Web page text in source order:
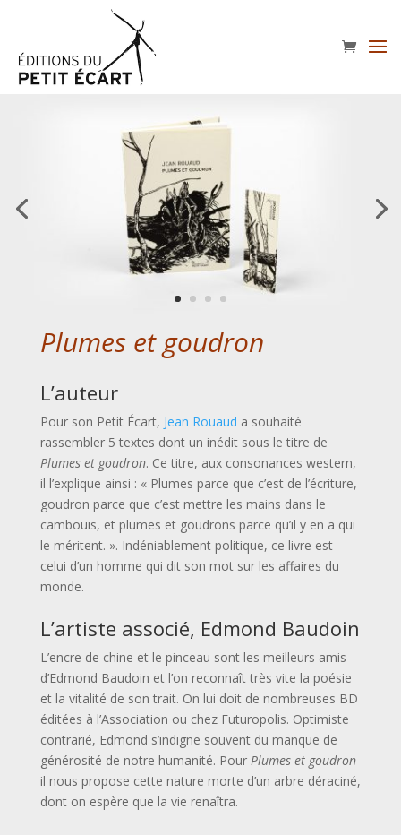
Plumes et goudron
L’auteur
Pour son Petit Écart, Jean Rouaud a souhaité
rassembler 5 textes dont un inédit sous le titre de
Plumes et goudron. Ce titre, aux consonances western,
il l’explique ainsi : « Plumes parce que c’est de l’écriture,
goudron parce que c’est mettre les mains dans le
cambouis, et plumes et goudrons parce qu’il y en a qui
le méritent. ». Indéniablement politique, ce livre est
celui d’un homme qui dit son mot sur les affaires du
monde.
L’artiste associé, Edmond Baudoin
L’encre de chine et le pinceau sont les meilleurs amis
d’Edmond Baudoin et l’on reconnaît très vite la poésie
et la vitalité de son trait. On lui doit de nombreuses BD
éditées à l’Association ou chez Futuropolis. Optimiste
contrarié, Edmond s’indigne souvent du manque de
générosité de notre humanité. Pour Plumes et goudron
il nous propose cette nature morte d’un arbre déraciné,
dont on espère que la vie renaîtra.